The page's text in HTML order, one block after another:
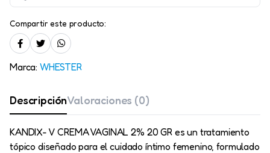
Compartir este producto:
Marca: WHESTER
DescripciónValoraciones (0)
KANDIX- V CREMA VAGINAL 2% 20 GR es un tratamiento
tópico diseñado para el cuidado íntimo femenino, formulado